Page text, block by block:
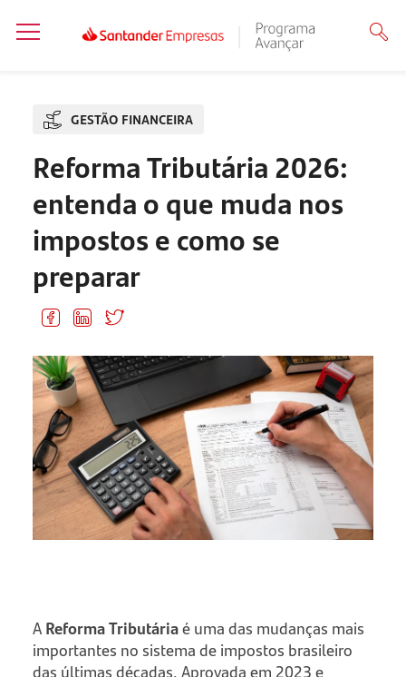
GESTÃO FINANCEIRA
Reforma Tributária 2026:
entenda o que muda nos
impostos e como se
preparar
AReforma Tributáriaé uma das mudanças mais
importantes no sistema de impostos brasileiro
das últimas décadas. Aprovada em 2023 e